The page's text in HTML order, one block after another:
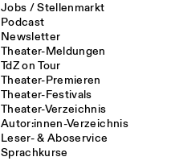
Jobs / Stellenmarkt
Podcast
Newsletter
Theater-Meldungen
TdZ on Tour
Theater-Premieren
Theater-Festivals
Theater-Verzeichnis
Autor:innen-Verzeichnis
Leser- & Aboservice
Sprachkurse